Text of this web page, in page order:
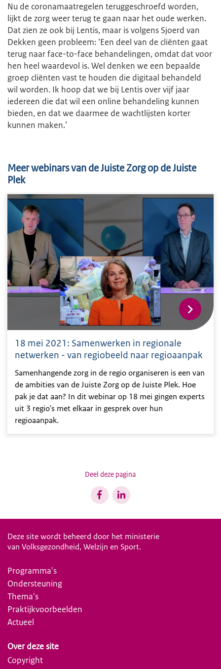
Nu de coronamaatregelen teruggeschroefd worden,
lijkt de zorg weer terug te gaan naar het oude werken.
Dat zien ze ook bij Lentis, maar is volgens Sjoerd van
Dekken geen probleem: ‘Een deel van de cliënten gaat
terug naar face-to-face behandelingen, omdat dat voor
hen heel waardevol is. Wel denken we een bepaalde
groep cliënten vast te houden die digitaal behandeld
wil worden. Ik hoop dat we bij Lentis over vijf jaar
iedereen die dat wil een online behandeling kunnen
bieden, en dat we daarmee de wachtlijsten korter
kunnen maken.’
Meer webinars van de Juiste Zorg op de Juiste
Plek
18 mei 2021: Samenwerken in regionale
netwerken - van regiobeeld naar regioaanpak
Samenhangende zorg in de regio organiseren is een van
de ambities van de Juiste Zorg op de Juiste Plek. Hoe
pak je dat aan? In dit webinar op 18 mei gingen experts
uit 3 regio's met elkaar in gesprek over hun
regioaanpak.
Deel deze pagina
Deze site wordt beheerd door het ministerie
van Volksgezondheid, Welzijn en Sport.
Programma's
Ondersteuning
Thema's
Praktijkvoorbeelden
Actueel
Over deze site
Copyright